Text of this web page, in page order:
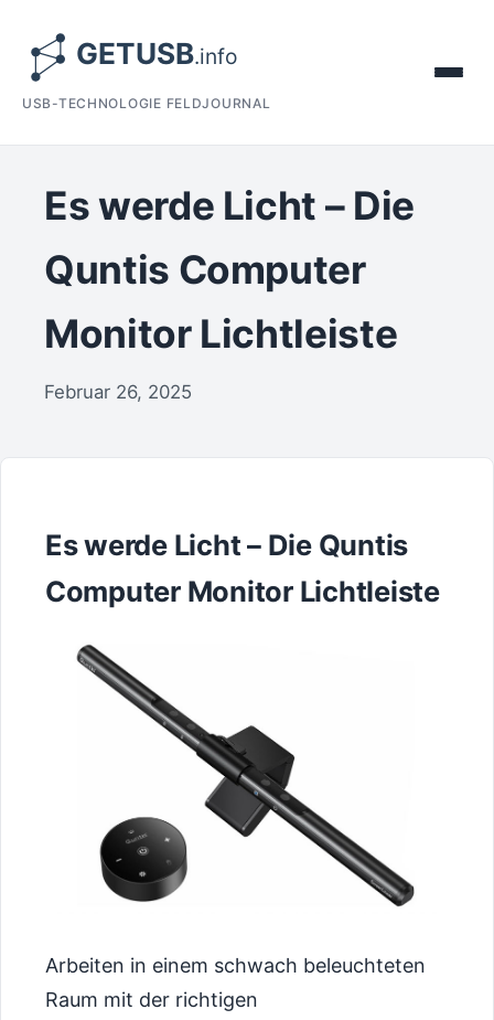
USB-TECHNOLOGIE FELDJOURNAL
Es werde Licht – Die
Quntis Computer
Monitor Lichtleiste
Februar 26, 2025
Es werde Licht – Die Quntis
Computer Monitor Lichtleiste
Arbeiten in einem schwach beleuchteten
Raum mit der richtigen